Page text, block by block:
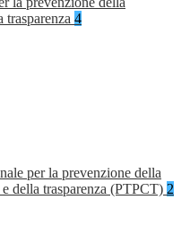
trasparenza 4
per la prevenzione della
della trasparenza (PTPCT) 2